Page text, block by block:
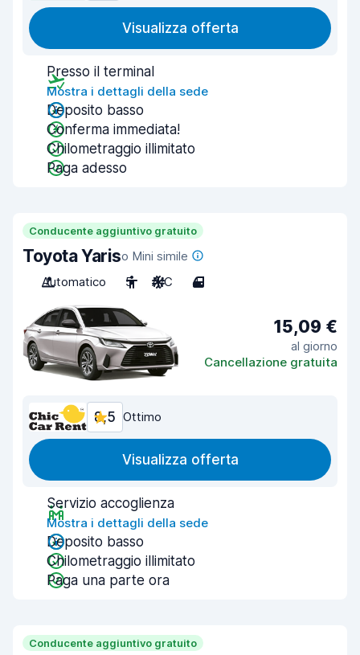
Visualizza offerta
Presso il terminal
Mostra i dettagli della sede
Deposito basso
Conferma immediata!
Chilometraggio illimitato
Paga adesso
Conducente aggiuntivo gratuito
Toyota Yariso Mini simile
Automatico
5 A/C 4
15,09 €
al giorno
Cancellazione gratuita
8,5 Ottimo
Visualizza offerta
Servizio accoglienza
Mostra i dettagli della sede
Deposito basso
Chilometraggio illimitato
Paga una parte ora
Conducente aggiuntivo gratuito